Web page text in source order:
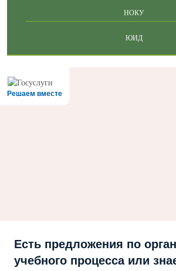
НОКУ
ЮИД
Решаем вместе
Есть предложения по
учебного процесса или